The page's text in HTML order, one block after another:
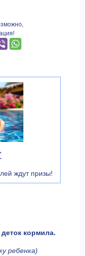
ждут призы!
кормила.
ребенка)